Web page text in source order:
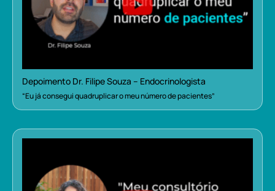
Depoimento Dr. Filipe Souza – Endocrinologista
“Eu já consegui quadruplicar o meu número de pacientes”